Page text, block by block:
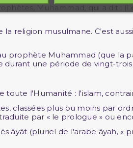
Muhammad, qui a dit :
prophète Muhammad (que la
une période de vingt-trois
toute l'Humanité : l'islam,
classées plus ou moins par
par « le prologue » ou
(pluriel de l'arabe âyah, «